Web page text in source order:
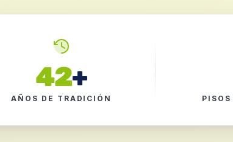
42+
AÑOS DE TRADICIÓN PISOS